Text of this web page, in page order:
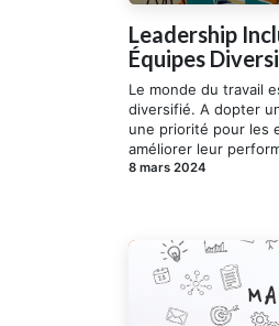
Leadership
Équipes
Le monde du travail
diversifié. A dopter
une priorité pour les
améliorer leur
8 mars 2024